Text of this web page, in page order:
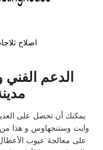
اصلاح
الدعم
يمكنك أن تحصل على
وايت وستنجهاوس و هذا
على معالجة عيوب